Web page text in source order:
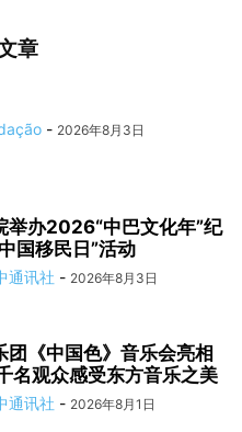
章
- 2026年8月3日
举办2026“中巴文化年”纪
国移民日”活动
通讯社 - 2026年8月3日
团《中国色》音乐会亮相
名观众感受东方音乐之美
通讯社 - 2026年8月1日